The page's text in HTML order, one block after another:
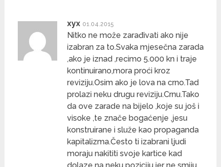
xyx 01.04.2015
Nitko ne može zarađivati ako nije
izabran za to.Svaka mjesečna zarada
,ako je iznad ,recimo 5.000 kn i traje
kontinuirano,mora proći kroz
reviziju.Osim ako je lova na crno.Tad
prolazi neku drugu reviziju.Crnu.Tako
da ove zarade na bijelo ,koje su još i
visoke ,te znače bogaćenje ,jesu
konstruirane i služe kao propaganda
kapitalizma.Često ti izabrani ljudi
moraju nakititi svoje kartice kad